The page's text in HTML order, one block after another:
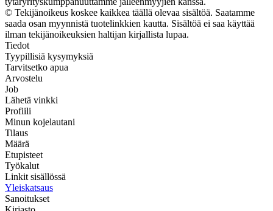
© Tekijänoikeus koskee kaikkea täällä olevaa sisältöä. Saatamme
saada osan myynnistä tuotelinkkien kautta. Sisältöä ei saa käyttää
ilman tekijänoikeuksien haltijan kirjallista lupaa.
Tiedot
Tyypillisiä kysymyksiä
Tarvitsetko apua
Arvostelu
Job
Lähetä vinkki
Profiili
Minun kojelautani
Tilaus
Määrä
Etupisteet
Työkalut
Linkit sisällössä
Yleiskatsaus
Sanoitukset